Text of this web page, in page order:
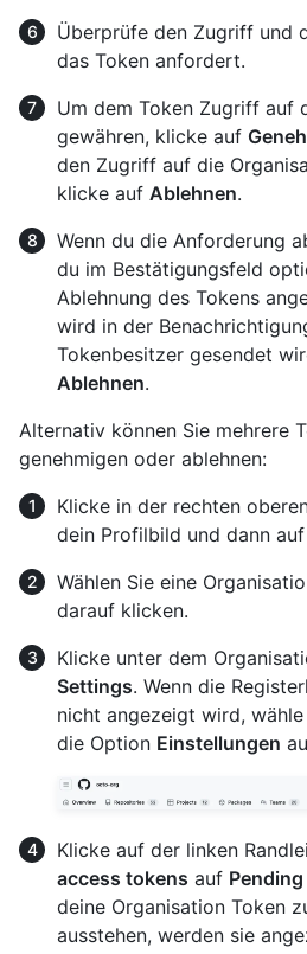
Überprüfe den Zugriff und
das Token anfordert.
Um dem Token Zugriff auf
gewähren, klicke auf
den Zugriff auf die
klicke auf Ablehnen.
Wenn du die Anforderung
du im Bestätigungsfeld
Ablehnung des Tokens
wird in der
Tokenbesitzer gesendet
Ablehnen.
Alternativ können Sie mehrere
genehmigen oder ablehnen:
Klicke in der rechten
dein Profilbild und dann auf
Wählen Sie eine
darauf klicken.
Klicke unter dem
Settings. Wenn die
nicht angezeigt wird,
die Option Einstellungen
Klicke auf der linken
access tokens auf
deine Organisation Token
ausstehen, werden sie